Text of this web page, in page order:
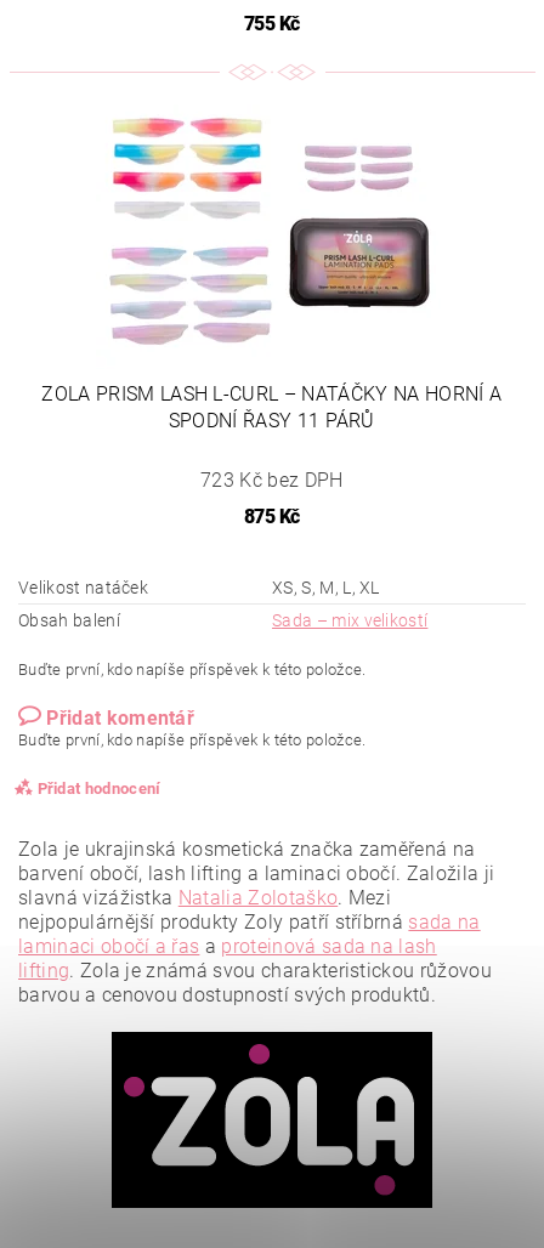
755 Kč
ZOLA PRISM LASH L-CURL – NATÁČKY NA HORNÍ A
SPODNÍ ŘASY 11 PÁRŮ
723 Kč bez DPH
875 Kč
Velikost natáček
XS, S, M, L, XL
Obsah balení
Sada – mix velikostí
Buďte první, kdo napíše příspěvek k této položce.
Přidat komentář
Buďte první, kdo napíše příspěvek k této položce.
Přidat hodnocení
Vložením hodnocení souhlasíte sezásadami ochrany
Zola je ukrajinská kosmetická značka zaměřená na
barvení obočí, lash lifting a laminaci obočí. Založila ji
slavná vizážistka Natalia Zolotaško. Mezi
nejpopulárnější produkty Zoly patří stříbrná sada na
laminaci obočí a řas a proteinová sada na lash
lifting. Zola je známá svou charakteristickou růžovou
barvou a cenovou dostupností svých produktů.